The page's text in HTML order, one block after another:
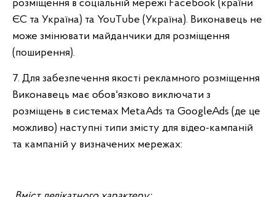
розміщення в соціальній мережі Facebook (країни
ЄС та Україна) та YouTube (Україна). Виконавець не
може змінювати майданчики для розміщення
(поширення).
7. Для забезпечення якості рекламного розміщення
Виконавець має обов'язково виключати з
розміщень в системах MetaAds та GoogleAds (де це
можливо) наступні типи змісту для відео-кампаній
та кампаній у визначених мережах: